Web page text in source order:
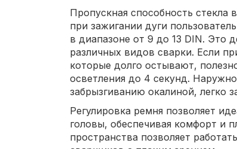
Пропускная способность
при зажигании дуги
в диапазоне от 9 до 13 DIN. Это
различных видов сварки. Если
которые долго остывают,
осветления до 4 секунд.
забрызгиванию окалиной, легко
Регулировка ремня позволяет
головы, обеспечивая комфорт и
пространства позволяет